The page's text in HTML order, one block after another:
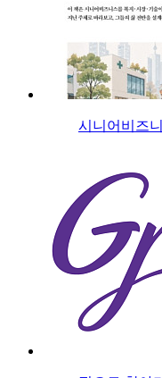
시니어비즈